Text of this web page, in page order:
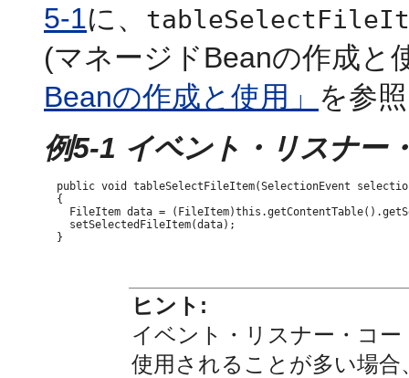
5-1に、
(マネージドBeanの作成と
Beanの作成と使用」 を参
例5-1 イベント・リスナー
public void tableSelectFileItem(SelectionEvent
  {
FileItem data =
    setSelectedFileItem(data);
ヒント:
イベント・リスナー・コ
使用されることが多い場